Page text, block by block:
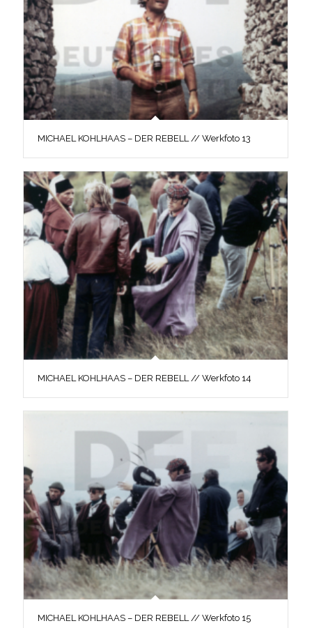
MICHAEL KOHLHAAS – DER REBELL // Werkfoto 13
MICHAEL KOHLHAAS – DER REBELL // Werkfoto 14
MICHAEL KOHLHAAS – DER REBELL // Werkfoto 15